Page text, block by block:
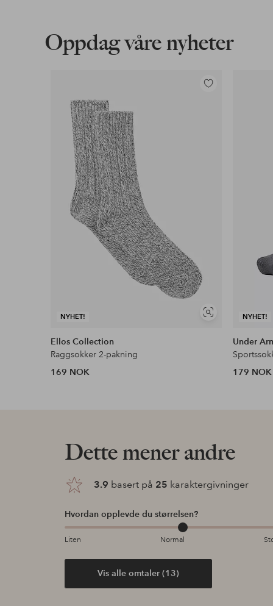
Oppdag våre nyheter
NYHET!
Vis
Legg
Ellos Collection
Raggsokker 2-pakning
169 NOK
NYHET!
Under
179 NOK
Dette mener andre
3.9 basert på 25 karaktergivninger
Hvordan opplevde du størrelsen?
Liten Normal
Vis alle omtaler (13)